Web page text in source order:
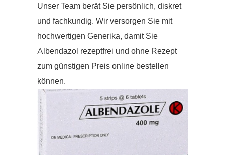
Unser Team berät Sie persönlich, diskret
und fachkundig. Wir versorgen Sie mit
hochwertigen Generika, damit Sie
Albendazol rezeptfrei und ohne Rezept
zum günstigen Preis online bestellen
können.